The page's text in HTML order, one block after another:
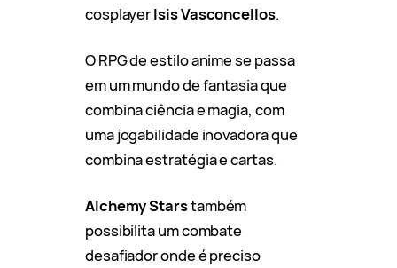
cosplayerIsis Vasconcellos.
O RPG de estilo anime se passa
em um mundo de fantasia que
combina ciência e magia, com
uma jogabilidade inovadora que
combina estratégia e cartas.
Alchemy Starstambém
possibilita um combate
desafiador onde é preciso